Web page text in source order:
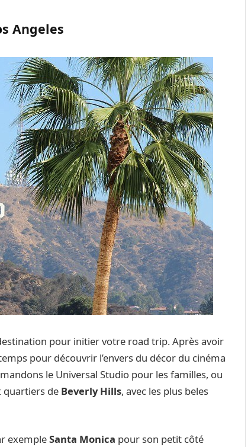
Angeles
pour initier votre road trip. Après avoir
pour découvrir l’envers du décor du cinéma
le Universal Studio pour les familles, ou
quartiers de Beverly Hills, avec les plus beles
exempleSanta Monica pour son petit côté